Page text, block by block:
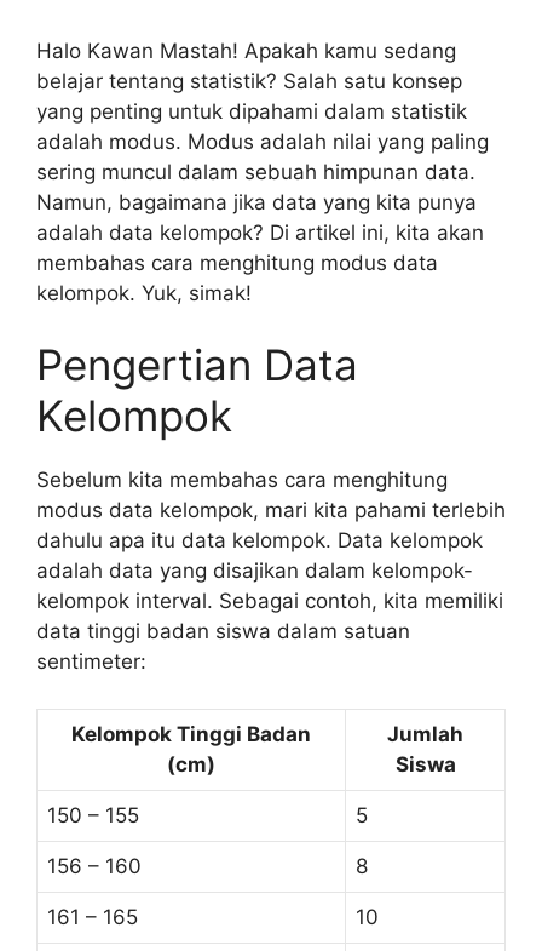
Halo Kawan Mastah! Apakah kamu sedang
belajar tentang statistik? Salah satu konsep
yang penting untuk dipahami dalam statistik
adalah modus. Modus adalah nilai yang paling
sering muncul dalam sebuah himpunan data.
Namun, bagaimana jika data yang kita punya
adalah data kelompok? Di artikel ini, kita akan
membahas cara menghitung modus data
kelompok. Yuk, simak!
Pengertian Data
Kelompok
Sebelum kita membahas cara menghitung
modus data kelompok, mari kita pahami terlebih
dahulu apa itu data kelompok. Data kelompok
adalah data yang disajikan dalam kelompok-
kelompok interval. Sebagai contoh, kita memiliki
data tinggi badan siswa dalam satuan
sentimeter:
Kelompok Tinggi Badan
(cm)
Jumlah
Siswa
150 – 155 5
156 – 160 8
161 – 165 10